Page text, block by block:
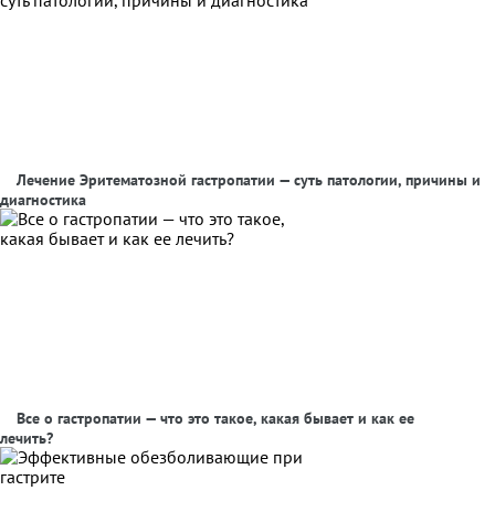
Лечение Эритематозной гастропатии — суть патологии, причины и
диагностика
Все о гастропатии — что это такое, какая бывает и как ее
лечить?